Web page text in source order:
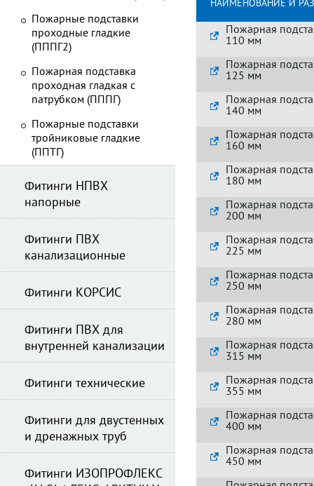
НАИМЕНОВАНИЕ И
Пожарная
110 мм
Пожарная
125 мм
Пожарная
140 мм
Пожарная
160 мм
Пожарная
180 мм
Пожарная
200 мм
Пожарная
225 мм
Пожарная
250 мм
Пожарная
280 мм
Пожарная
315 мм
Пожарная
355 мм
Пожарная
400 мм
Пожарная
450 мм
Пожарные подставки
проходные гладкие
(ПППГ2)
Пожарная подставка
проходная гладкая с
патрубком (ПППГ)
Пожарные подставки
тройниковые гладкие
(ППТГ)
Фитинги НПВХ
напорные
Фитинги ПВХ
канализационные
Фитинги КОРСИС
Фитинги ПВХ для
внутренней канализации
Фитинги технические
Фитинги для двустенных
и дренажных труб
Фитинги ИЗОПРОФЛЕКС